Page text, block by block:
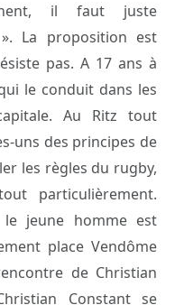
il faut juste
». La proposition est
pas. A 17 ans à
le conduit dans les
Au Ritz tout
uns des principes de
les règles du rugby,
particulièrement.
le jeune homme est
place Vendôme
de Christian
Constant se